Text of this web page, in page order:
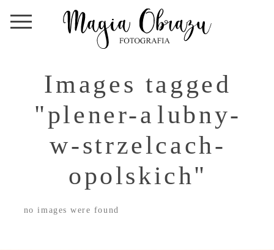
Images tagged
"plener-alubny-
w-strzelcach-
opolskich"
no images were found